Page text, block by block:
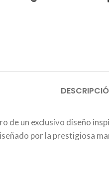
de un exclusivo diseño
por la prestigiosa